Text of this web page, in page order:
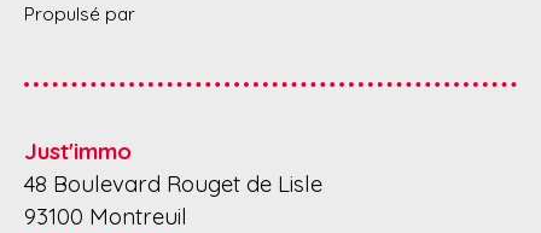
Propulsé par
Just'immo
48 Boulevard Rouget de Lisle
93100 Montreuil